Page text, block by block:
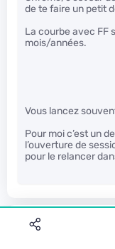
de te faire un petit
La courbe avec FF
mois/années.
Vous lancez
Pour moi c’est un
l’ouverture de
pour le relancer